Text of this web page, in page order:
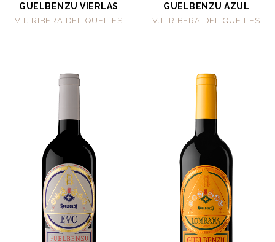
GUELBENZU VIERLAS
V.T. RIBERA DEL QUEILES
GUELBENZU AZUL
V.T. RIBERA DEL QUEILES